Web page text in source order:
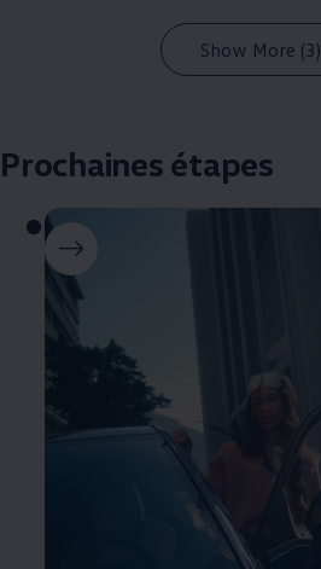
Show More (3)
Prochaines étapes